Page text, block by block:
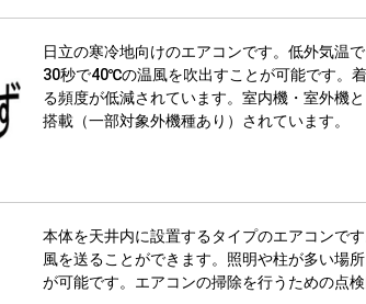
日立の寒冷地向けのエアコンです。低外気温
30秒で40℃の温風を吹出すことが可能です。
る頻度が低減されています。室内機・室外機
搭載（一部対象外機種あり）されています。
本体を天井内に設置するタイプのエアコンで
風を送ることができます。照明や柱が多い場
が可能です。エアコンの掃除を行うための点検